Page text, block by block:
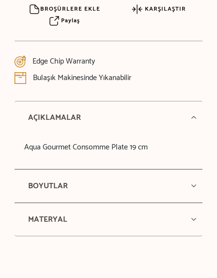
BROŞÜRLERE EKLE
KARŞILAŞTIR
Paylaş
Edge Chip Warranty
Bulaşık Makinesinde Yıkanabilir
AÇIKLAMALAR
Aqua Gourmet Consomme Plate 19 cm
BOYUTLAR
MATERYAL